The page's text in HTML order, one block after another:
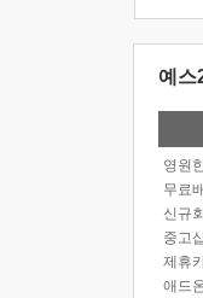
예스
영원
무료
신규
중고
제휴
애드